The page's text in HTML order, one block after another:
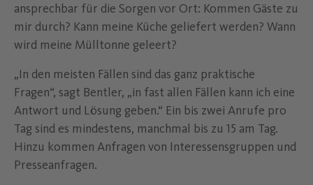
ansprechbar für die Sorgen vor Ort: Kommen Gäste zu
mir durch? Kann meine Küche geliefert werden? Wann
wird meine Mülltonne geleert?
„In den meisten Fällen sind das ganz praktische
Fragen“, sagt Bentler, „in fast allen Fällen kann ich eine
Antwort und Lösung geben.“ Ein bis zwei Anrufe pro
Tag sind es mindestens, manchmal bis zu 15 am Tag.
Hinzu kommen Anfragen von Interessensgruppen und
Presseanfragen.